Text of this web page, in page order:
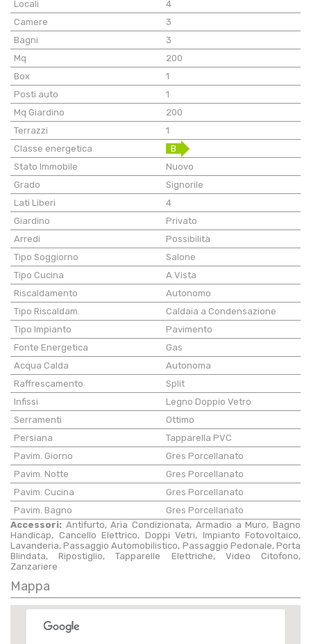
Locali
4
Camere
3
Bagni
3
Mq
200
Box
1
Posti auto
1
Mq Giardino
200
Terrazzi
1
Classe energetica
B
Stato Immobile
Nuovo
Grado
Signorile
Lati Liberi
4
Giardino
Privato
Arredi
Possibilità
Tipo Soggiorno
Salone
Tipo Cucina
A Vista
Riscaldamento
Autonomo
Tipo Riscaldam.
Caldaia a Condensazione
Tipo Impianto
Pavimento
Fonte Energetica
Gas
Acqua Calda
Autonoma
Raffrescamento
Split
Infissi
Legno Doppio Vetro
Serramenti
Ottimo
Persiana
Tapparella PVC
Pavim. Giorno
Gres Porcellanato
Pavim. Notte
Gres Porcellanato
Pavim. Cucina
Gres Porcellanato
Pavim. Bagno
Gres Porcellanato
Accessori: Antifurto, Aria Condizionata, Armadio a Muro, Bagno
Handicap, Cancello Elettrico, Doppi Vetri, Impianto Fotovoltaico,
Lavanderia, Passaggio Automobilistico, Passaggio Pedonale, Porta
Blindata, Ripostiglio, Tapparelle Elettriche, Video Citofono,
Zanzariere
Mappa